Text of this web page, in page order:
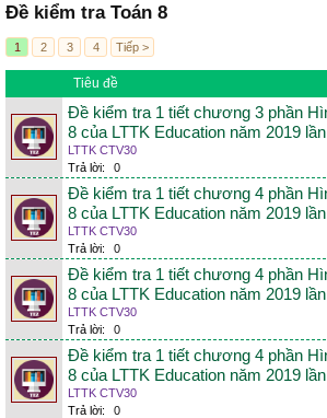
Đề kiểm tra Toán 8
1 2 3 4 Tiếp >
Tiêu đề
Đề kiểm tra 1 tiết chương 3 phần
8 của LTTK Education năm 2019
LTTK CTV30
Trả lời:
0
Đề kiểm tra 1 tiết chương 4 phần
8 của LTTK Education năm 2019
LTTK CTV30
Trả lời:
0
Đề kiểm tra 1 tiết chương 4 phần
8 của LTTK Education năm 2019
LTTK CTV30
Trả lời:
0
Đề kiểm tra 1 tiết chương 4 phần
8 của LTTK Education năm 2019
LTTK CTV30
Trả lời:
0